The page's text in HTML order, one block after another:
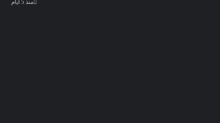
منذ 5 أيام